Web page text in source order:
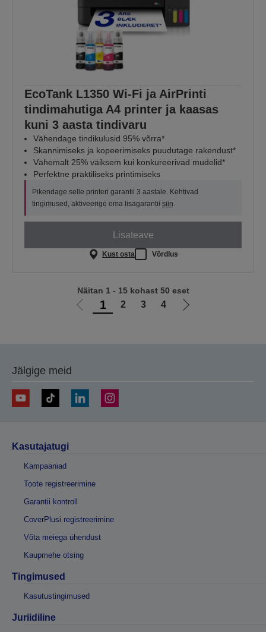
EcoTank L1350 Wi-Fi ja AirPrinti
tindimahutiga A4 printer ja kaasas
kuni 3 aasta tindivaru
Vähendage tindikulusid 95% võrra*
Skannimiseks ja kopeerimiseks puudutage rakendust*
Vähemalt 25% väiksem kui konkureerivad mudelid*
Perfektne praktiliseks printimiseks
Pikendage selle printeri garantii 3 aastale. Kehtivad
tingimused, aktiveerige oma lisagarantii siin.
Lisateave
Kust osta Võrdlus
Liigu1 2 3 4
Liigu
Näitan 1 - 15 kohast 50 eset
Jälgige meid
Kasutajatugi
Kampaaniad
Toote registreerimine
Garantii kontroll
CoverPlusi registreerimine
Võta meiega ühendust
Kaupmehe otsing
Tingimused
Kasutustingimused
Juriidiline